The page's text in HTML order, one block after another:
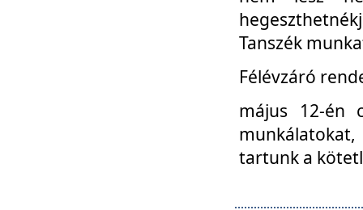
Tanszék
Félévzáró
május 12-én
tartunk a